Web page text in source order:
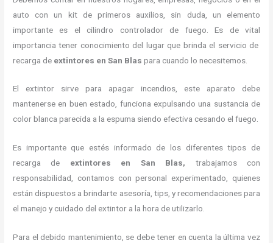
auto con un kit de primeros auxilios, sin duda, un elemento
importante es el cilindro controlador de fuego. Es de vital
importancia tener conocimiento del lugar que brinda el servicio de
recarga de extintores en San Blaspara cuando lo necesitemos.
El extintor sirve para apagar incendios, este aparato debe
mantenerse en buen estado, funciona expulsando una sustancia de
color blanca parecida a la espuma siendo efectiva cesando el fuego.
Es importante que estés informado de los diferentes tipos de
recarga de extintores en San Blas, trabajamos con
responsabilidad, contamos con personal experimentado, quienes
están dispuestos a brindarte asesoría, tips, y recomendaciones para
el manejo y cuidado del extintor a la hora de utilizarlo.
Para el debido mantenimiento, se debe tener en cuenta la última vez